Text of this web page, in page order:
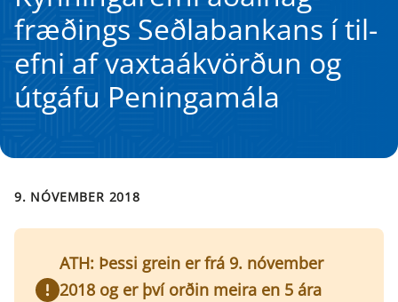
fræðings Seðlab­an­k­ans í til­
efni af vaxta­ákvörðun og
út­gáfu Pen­in­ga­mála
9. NÓVEMBER 2018
ATH: Þessi grein er frá 9. nóvember
2018 og er því orðin meira en 5 ára